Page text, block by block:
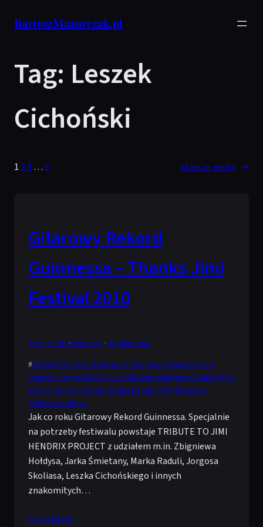
BartoszMazurczak.pl
Tag: Leszek
Cichoński
1 23 …5 Starsze wpisy →
Gitarowy Rekord
Guinnessa – Thanks Jimi
Festival 2010
3 maja 2010·Koncerty · Wydarzenia
#DżemGreg Koch BandguinnessJarek ŚmietanaJimi
HendrixJorgos SkoliasLeszek CichońskiMarek RadulaRay
WilsonrekordTribute to Jimi HendrixTSAWrocław
Zbigniew Hołdys
Jak co roku Gitarowy Rekord Guinnessa. Specjalnie
na potrzeby festiwalu powstaje TRIBUTE TO JIMI
HENDRIX PROJECT z udziałem m.in. Zbigniewa
Hołdysa, Jarka Śmietany, Marka Raduli, Jorgosa
Skoliasa, Leszka Cichońskiego i innych
znakomitych…
Czytaj dalej